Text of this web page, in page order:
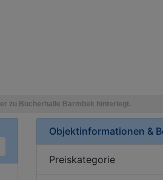
Objektinformationen &
Preiskategorie